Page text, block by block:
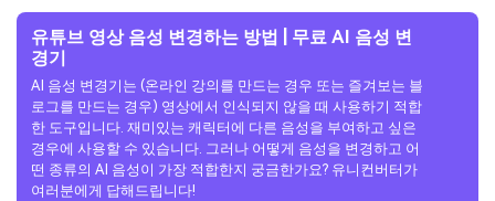
유튜브 영상 음성 변경하는 방법 | 무료 AI 음성 변
경기
AI 음성 변경기는 (온라인 강의를 만드는 경우 또는 즐겨보는 블
로그를 만드는 경우) 영상에서 인식되지 않을 때 사용하기 적합
한 도구입니다. 재미있는 캐릭터에 다른 음성을 부여하고 싶은
경우에 사용할 수 있습니다. 그러나 어떻게 음성을 변경하고 어
떤 종류의 AI 음성이 가장 적합한지 궁금한가요? 유니컨버터가
여러분에게 답해드립니다!